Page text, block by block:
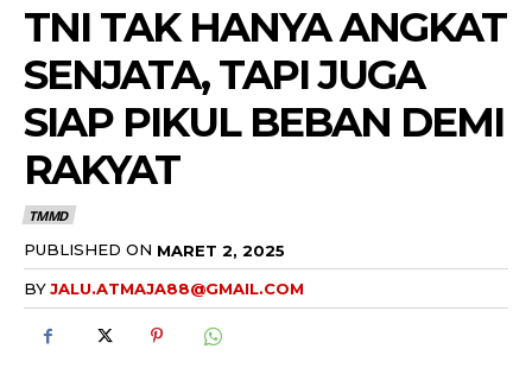
TNI TAK HANYA ANGKAT
SENJATA, TAPI JUGA
SIAP PIKUL BEBAN DEMI
RAKYAT
TMMD
PUBLISHED ON MARET 2, 2025
BYJALU.ATMAJA88@GMAIL.COM